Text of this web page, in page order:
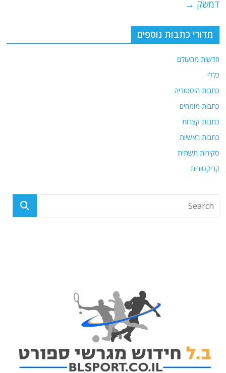
דמשק →
מדורי כתבות נוספים
חדשות מהעולם
כללי
כתבות היסטוריה
כתבות מומחים
כתבות קצרות
כתבות ראשיות
סקירות תשתית
קריקטורות